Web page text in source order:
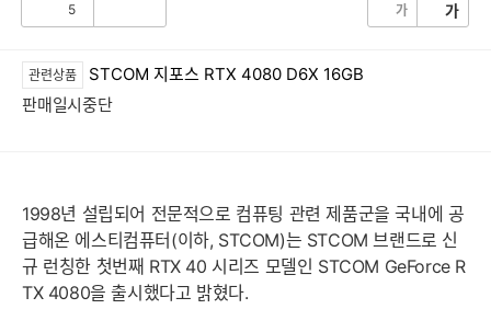
5 가 가
관련상품
STCOM 지포스 RTX 4080 D6X 16GB
판매일시중단
1998년 설립되어 전문적으로 컴퓨팅 관련 제품군을 국내에 공
급해온 에스티컴퓨터(이하, STCOM)는 STCOM 브랜드로 신
규 런칭한 첫번째 RTX 40 시리즈 모델인 STCOM GeForce R
TX 4080을 출시했다고 밝혔다.